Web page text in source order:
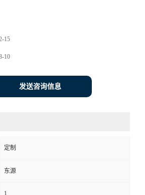
15
10
发送咨询信息
定制
东源
1